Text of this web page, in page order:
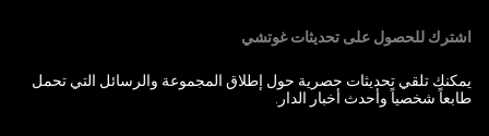
اشترك للحصول على تحديثات غوتشي
يمكنك تلقي تحديثات حصرية حول إطلاق المجموعة والرسائل التي تحمل
طابعاً شخصياً وأحدث أخبار الدار.